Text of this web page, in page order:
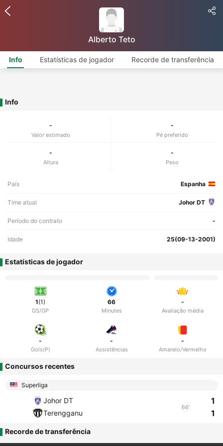
Alberto Teto
Info Estatísticas de jogador Recorde de transferência
Info
-
Valor estimado
-
Pé preferido
-
Altura
-
Peso
País Espanha
Time atual Johor DT
Período do contrato -
Idade 25(09-13-2001)
Estatísticas de jogador
1(1)
GS/GP
66
Minutes
-
Avaliação média
-
Gols(P)
-
Assistências
-
Amarelo/Vermelho
Concursos recentes
Superliga
Johor DT
Terengganu
66'
1
1
Recorde de transferência